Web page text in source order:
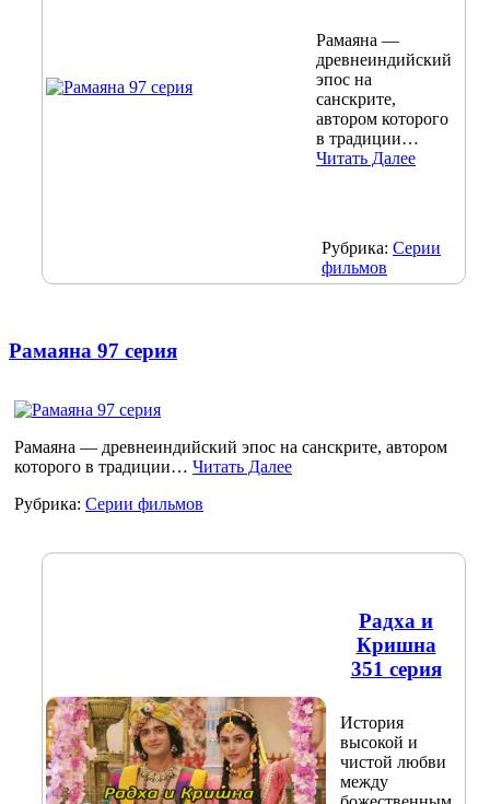
Рамаяна —
древнеиндийский
эпос на
санскрите,
автором которого
в традиции…
Читать Далее
Рубрика: Серии
фильмов
Рамаяна 97 серия
Рамаяна — древнеиндийский эпос на санскрите, автором
которого в традиции… Читать Далее
Рубрика: Серии фильмов
Радха и
Кришна
351 серия
История
высокой и
чистой любви
между